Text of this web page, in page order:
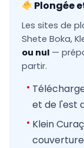
Plongée
Les sites de
Shete Boka,
ou nul —
partir.
et de l'est
Klein